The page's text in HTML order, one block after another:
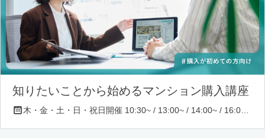
知りたいことから始めるマンション購入講座